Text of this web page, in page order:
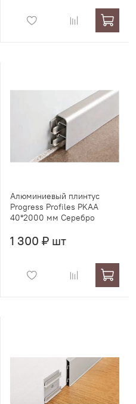
Алюминиевый плинтус
Progress Profiles PKAA
40*2000 мм Серебро
1 300 ₽ шт